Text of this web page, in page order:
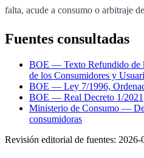
falta, acude a consumo o arbitraje
Fuentes consultadas
BOE — Texto Refundido de
de los Consumidores y
BOE — Ley 7/1996,
BOE — Real Decreto 1/2021
Ministerio de Consumo —
consumidoras
Revisión editorial de fuentes: 2026-